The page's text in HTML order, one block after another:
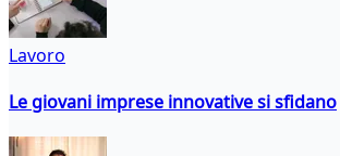
Lavoro
Le giovani imprese innovative si sfidano